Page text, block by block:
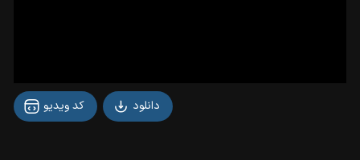
کد ویدیو دانلود